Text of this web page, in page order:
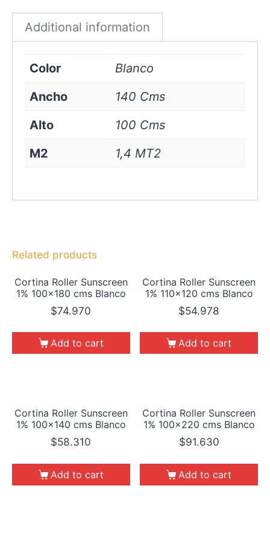
Additional information
Color
Blanco
Ancho
140 Cms
Alto
100 Cms
M2
1,4 MT2
Related products
Cortina Roller Sunscreen
1% 100×180 cms Blanco
$74.970
Add to cart
Cortina Roller Sunscreen
1% 110×120 cms Blanco
$54.978
Add to cart
Cortina Roller Sunscreen
1% 100×140 cms Blanco
$58.310
Add to cart
Cortina Roller Sunscreen
1% 100×220 cms Blanco
$91.630
Add to cart